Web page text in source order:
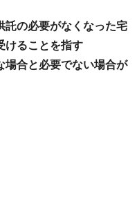
託の必要がなくなった宅
けることを指す
場合と必要でない場合が